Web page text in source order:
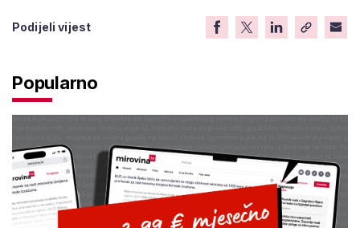
Podijeli vijest
Popularno